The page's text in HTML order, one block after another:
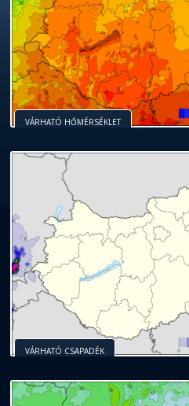
VÁRHATÓ HŐMÉRSÉKLET
VÁRHATÓ CSAPADÉK